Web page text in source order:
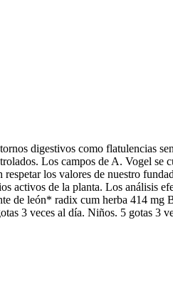
digestivos como flatulencias
Los campos de A. Vogel
los valores de nuestro
activos de la planta. Los análisis
de león* radix cum herba 414
3 veces al día. Niños. 5 gotas 3